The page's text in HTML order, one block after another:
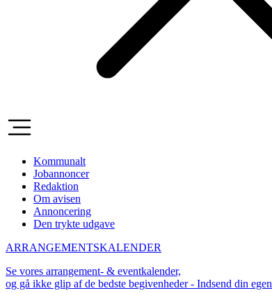
Kommunalt
Jobannoncer
Redaktion
Om avisen
Annoncering
Den trykte udgave
ARRANGEMENTSKALENDER
Se vores arrangement- & eventkalender,
og gå ikke glip af de bedste begivenheder - Indsend din